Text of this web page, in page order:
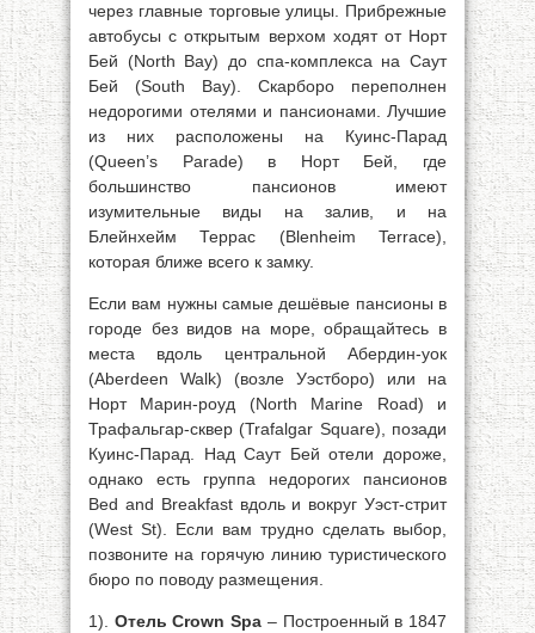
через главные торговые улицы. Прибрежные
автобусы с открытым верхом ходят от Норт
Бей (North Вау) до спа-комплекса на Саут
Бей (South Вау). Скарборо переполнен
недорогими отелями и пансионами. Лучшие
из них расположены на Куинс-Парад
(Queen’s Parade) в Норт Бей, где
большинство пансионов имеют
изумительные виды на залив, и на
Блейнхейм Террас (Blenheim Terrace),
которая ближе всего к замку.
Если вам нужны самые дешёвые пансионы в
городе без видов на море, обращайтесь в
места вдоль центральной Абердин-уок
(Aberdeen Walk) (возле Уэстборо) или на
Норт Марин-роуд (North Marine Road) и
Трафальгар-сквер (Trafalgar Square), позади
Куинс-Парад. Над Саут Бей отели дороже,
однако есть группа недорогих пансионов
Bed and Breakfast вдоль и вокруг Уэст-стрит
(West St). Если вам трудно сделать выбор,
позвоните на горячую линию туристического
бюро по поводу размещения.
1). Отель Crown Spa – Построенный в 1847